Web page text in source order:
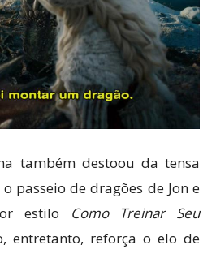
também destoou da tensa
passeio de dragões de Jon e
estilo
Como Treinar Seu
entretanto, reforça o elo de